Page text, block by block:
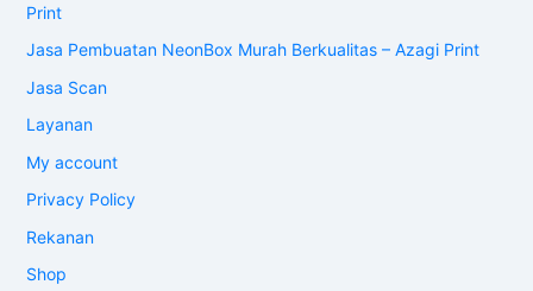
Print
Jasa Pembuatan NeonBox Murah Berkualitas – Azagi Print
Jasa Scan
Layanan
My account
Privacy Policy
Rekanan
Shop